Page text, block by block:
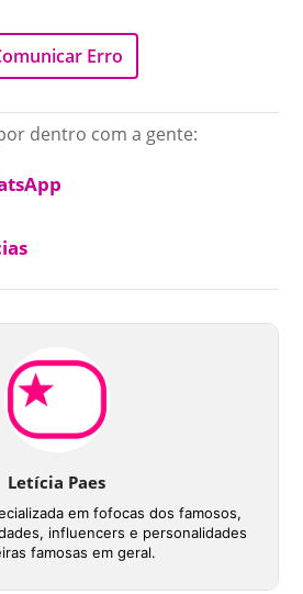
Erro
dentro com a gente:
Letícia Paes
em fofocas dos famosos,
influencers e personalidades
famosas em geral.